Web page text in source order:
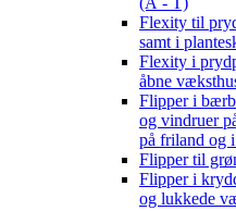
Flexity til
samt i
Flexity i
åbne
Flipper i
og vindruer
på friland og
Flipper til
Flipper i
og lukkede